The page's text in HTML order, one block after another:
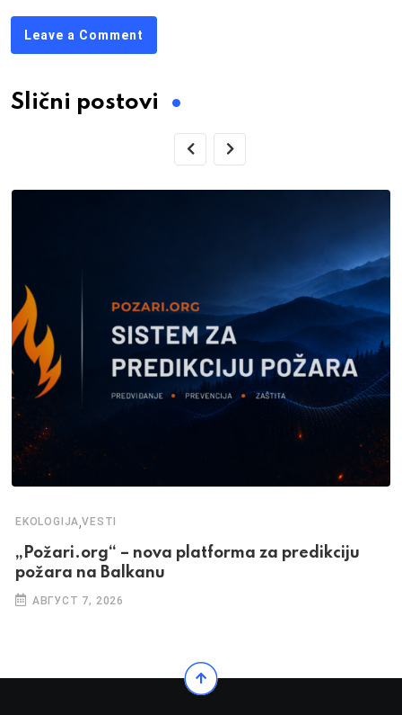
Leave a Comment
Slični postovi
EKOLOGIJA,VESTI
„Požari.org“ – nova platforma za predikciju
požara na Balkanu
АВГУСТ 7, 2026